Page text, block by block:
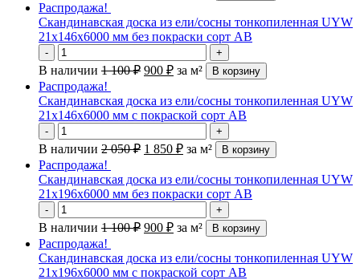
Распродажа!
Скандинавская доска из ели/сосны тонкопиленная UYW
21х146х6000 мм без покраски сорт АВ
- +
В наличии 1 100₽ 900 ₽ за м² В корзину
Распродажа!
Скандинавская доска из ели/сосны тонкопиленная UYW
21х146х6000 мм с покраской сорт АВ
- +
В наличии 2 050₽ 1 850 ₽ за м² В корзину
Распродажа!
Скандинавская доска из ели/сосны тонкопиленная UYW
21х196х6000 мм без покраски сорт АВ
- +
В наличии 1 100₽ 900 ₽ за м² В корзину
Распродажа!
Скандинавская доска из ели/сосны тонкопиленная UYW
21х196х6000 мм с покраской сорт АВ